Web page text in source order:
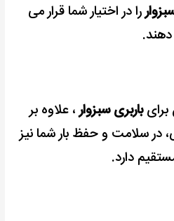
را در اختیار شما قرار می
دهند.
برایباربری سبزوار، علاوه بر
در سلامت و حفظ بار شما نیز
دارد.